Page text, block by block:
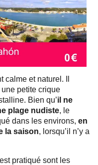
calme et naturel. Il
une petite crique
Bien qu’il ne
plage nudiste , le
dans les environs, en
la saison , lorsqu’il n’y a
pratiqué sont les